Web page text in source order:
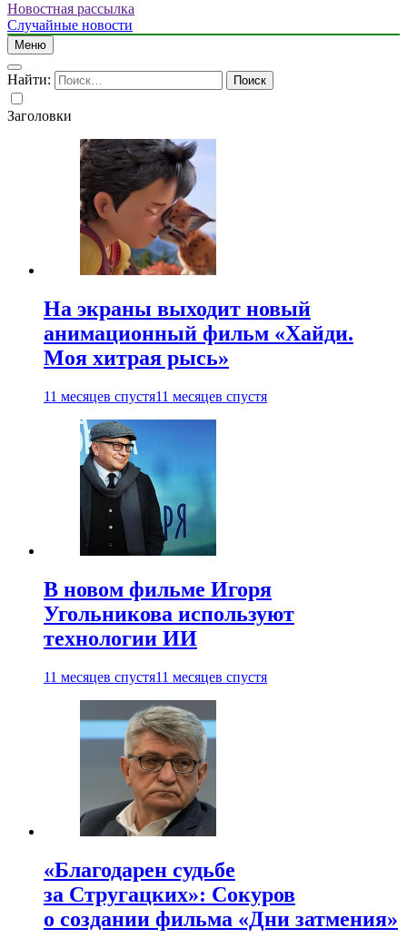
Новостная рассылка
Случайные новости
Меню
Найти:
Заголовки
На экраны выходит новый
анимационный фильм «Хайди.
Моя хитрая рысь»
11 месяцев спустя11 месяцев спустя
В новом фильме Игоря
Угольникова используют
технологии ИИ
11 месяцев спустя11 месяцев спустя
«Благодарен судьбе
за Стругацких»: Сокуров
о создании фильма «Дни затмения»